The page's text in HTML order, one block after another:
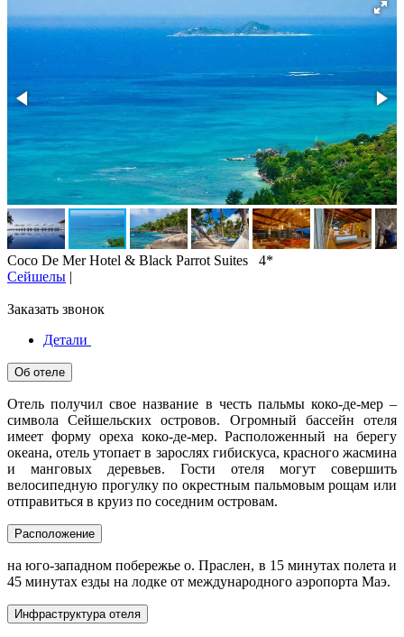
Coco De Mer Hotel & Black Parrot Suites 4*
Сейшелы |
Заказать звонок
Детали
Об отеле
Отель получил свое название в честь пальмы коко-де-мер –
символа Сейшельских островов. Огромный бассейн отеля
имеет форму ореха коко-де-мер. Расположенный на берегу
океана, отель утопает в зарослях гибискуса, красного жасмина
и манговых деревьев. Гости отеля могут совершить
велосипедную прогулку по окрестным пальмовым рощам или
отправиться в круиз по соседним островам.
Расположение
на юго-западном побережье о. Праслен, в 15 минутах полета и
45 минутах езды на лодке от международного аэропорта Маэ.
Инфраструктура отеля